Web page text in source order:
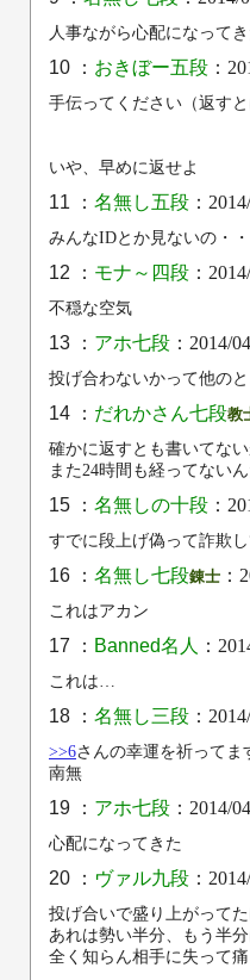
人事ながら心配になって
10 ： おきぼー五段 ：
手伝ってください（返す
いや、早めに返せよ
11 ： 名無し五段 ：
みんなIDとか見ないの・・
12 ： モナ～四段 ：
不穏な空気
13 ： アホ七段 ：2014/
投げ合わないかって他の
14 ： だれかさん七段教
確かに返すとも書いてな
また24時間も経ってない
15 ： 名無しの十段 ：
すでに段上げ偽って詐欺
16 ： 名無し七段錬士 ：
これはアカン
17 ： Banned名人 ：
これは…
18 ： 名無し三段 ：
>>6さんの幸運を祈ってま
南無
19 ： アホ七段 ：2014/
心配になってきた
20 ： ヴァル九段 ：
投げ合いで盛り上がって
あれは勢い半分、もう半
全く知らん相手に失って